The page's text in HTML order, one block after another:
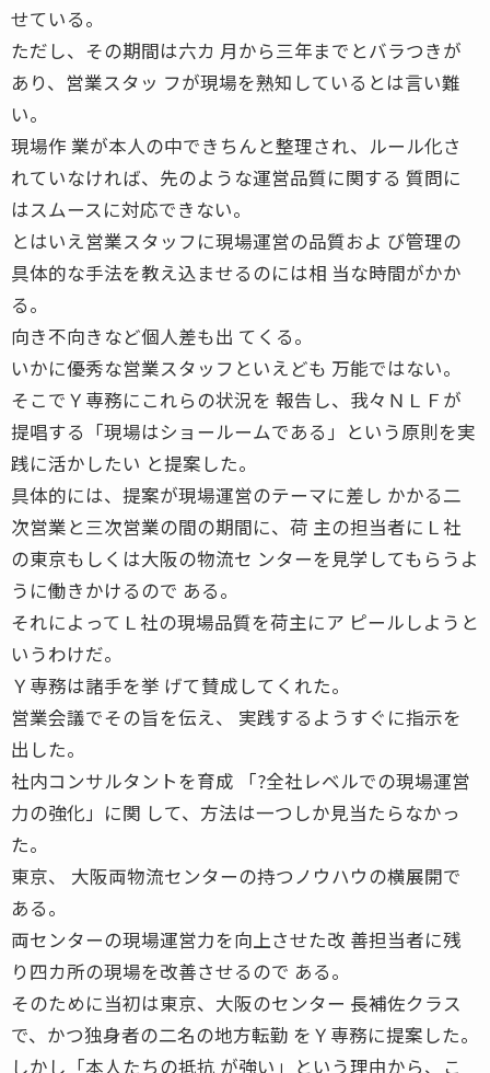
せている。
ただし、その期間は六カ 月から三年までとバラつきが
あり、営業スタッ フが現場を熟知しているとは言い難
い。
現場作 業が本人の中できちんと整理され、ルール化さ
れていなければ、先のような運営品質に関する 質問に
はスムースに対応できない。
とはいえ営業スタッフに現場運営の品質およ び管理の
具体的な手法を教え込ませるのには相 当な時間がかか
る。
向き不向きなど個人差も出 てくる。
いかに優秀な営業スタッフといえども 万能ではない。
そこでＹ専務にこれらの状況を 報告し、我々ＮＬＦが
提唱する「現場はショールームである」という原則を実
践に活かしたい と提案した。
具体的には、提案が現場運営のテーマに差し かかる二
次営業と三次営業の間の期間に、荷 主の担当者にＬ社
の東京もしくは大阪の物流セ ンターを見学してもらうよ
うに働きかけるので ある。
それによってＬ社の現場品質を荷主にア ピールしようと
いうわけだ。
Ｙ専務は諸手を挙 げて賛成してくれた。
営業会議でその旨を伝え、 実践するようすぐに指示を
出した。
社内コンサルタントを育成 「?全社レベルでの現場運営
力の強化」に関 して、方法は一つしか見当たらなかっ
た。
東京、 大阪両物流センターの持つノウハウの横展開で
ある。
両センターの現場運営力を向上させた改 善担当者に残
り四カ所の現場を改善させるので ある。
そのために当初は東京、大阪のセンター 長補佐クラス
で、かつ独身者の二名の地方転勤 をＹ専務に提案した。
しかし「本人たちの抵抗 が強い」という理由から、こ